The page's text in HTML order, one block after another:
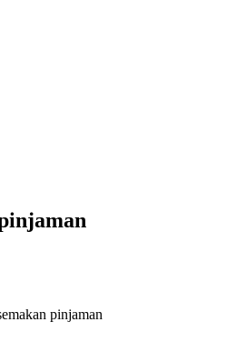
pinjaman